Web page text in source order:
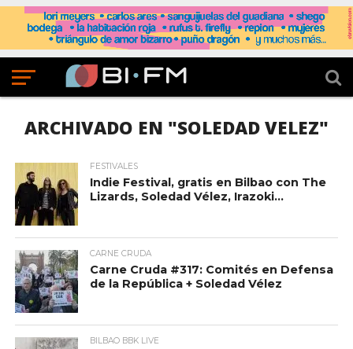
ARCHIVADO EN "SOLEDAD VELEZ"
FESTIVALES
Indie Festival, gratis en Bilbao con The
Lizards, Soledad Vélez, Irazoki…
CARNE CRUDA
Carne Cruda #317: Comités en Defensa
de la República + Soledad Vélez
BILBAO BBK LIVE